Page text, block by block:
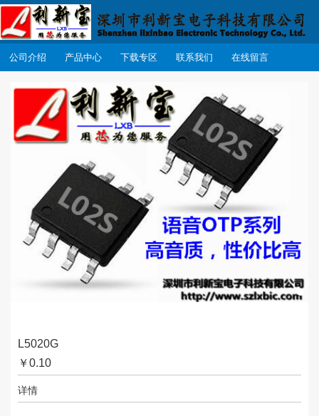
公司介绍 产品中心 下载专区 联系我们 在线留言
L5020G
￥0.10
详情